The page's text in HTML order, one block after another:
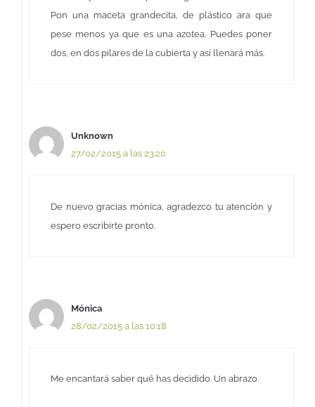
Pon una maceta grandecita, de plástico ara que
pese menos ya que es una azotea. Puedes poner
dos, en dos pilares de la cubierta y así llenará más.
Unknown
27/02/2015 a las 23:20
De nuevo gracias mónica, agradezco tu atención y
espero escribirte pronto.
Mónica
28/02/2015 a las 10:18
Me encantará saber qué has decidido. Un abrazo.